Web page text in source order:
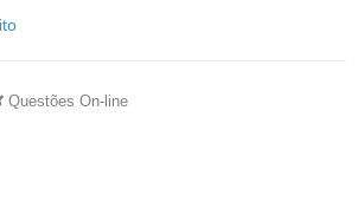
Questões On-line